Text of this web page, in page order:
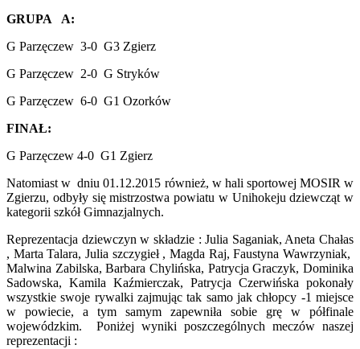
GRUPA A:
G Parzęczew 3-0 G3 Zgierz
G Parzęczew 2-0 G Stryków
G Parzęczew 6-0 G1 Ozorków
FINAŁ:
G Parzęczew 4-0 G1 Zgierz
Natomiast w dniu 01.12.2015 również, w hali sportowej MOSIR w
Zgierzu, odbyły się mistrzostwa powiatu w Unihokeju dziewcząt w
kategorii szkół Gimnazjalnych.
Reprezentacja dziewczyn w składzie : Julia Saganiak, Aneta Chałas
, Marta Talara, Julia szczygieł , Magda Raj, Faustyna Wawrzyniak,
Malwina Zabilska, Barbara Chylińska, Patrycja Graczyk, Dominika
Sadowska, Kamila Kaźmierczak, Patrycja Czerwińska pokonały
wszystkie swoje rywalki zajmując tak samo jak chłopcy -1 miejsce
w powiecie, a tym samym zapewniła sobie grę w półfinale
wojewódzkim. Poniżej wyniki poszczególnych meczów naszej
reprezentacji :